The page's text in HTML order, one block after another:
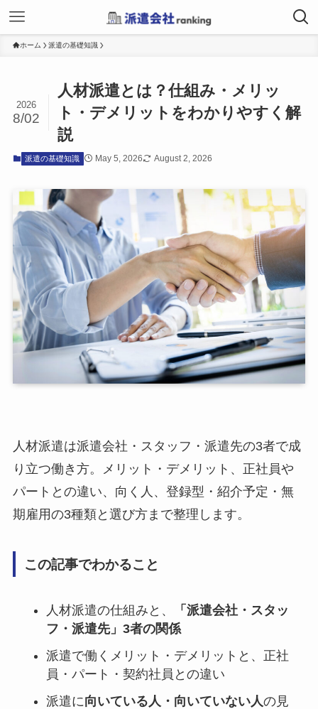
ホーム 派遣の基礎知識
人材派遣とは？仕組み・メリッ
ト・デメリットをわかりやすく解
説
2026
8/02
派遣の基礎知識 May 5, 2026 August 2, 2026
人材派遣は派遣会社・スタッフ・派遣先の3者で成
り立つ働き方。メリット・デメリット、正社員や
パートとの違い、向く人、登録型・紹介予定・無
期雇用の3種類と選び方まで整理します。
この記事でわかること
人材派遣の仕組みと、
「派遣会社・スタッ
フ・派遣先」3者の関係
派遣で働くメリット・デメリットと、正社
員・パート・契約社員との違い
派遣に向いている人・向いていない人の見